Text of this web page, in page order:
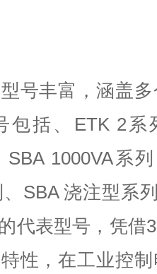
号丰富，涵盖
括、 ETK 2系
SBA 1000VA系
SBA浇注型系
代表型号，凭借
性，在工业控